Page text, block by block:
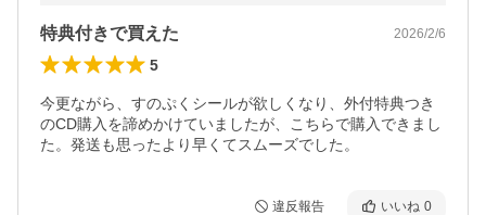
特典付きで買えた 2026/2/6
5
今更ながら、すのぷくシールが欲しくなり、外付特典つき
のCD購入を諦めかけていましたが、こちらで購入できまし
た。発送も思ったより早くてスムーズでした。
違反報告 いいね 0